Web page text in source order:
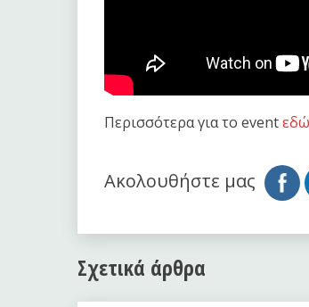
Περισσότερα για το eventεδώ
Ακολουθήστε μας
Σχετικά άρθρα